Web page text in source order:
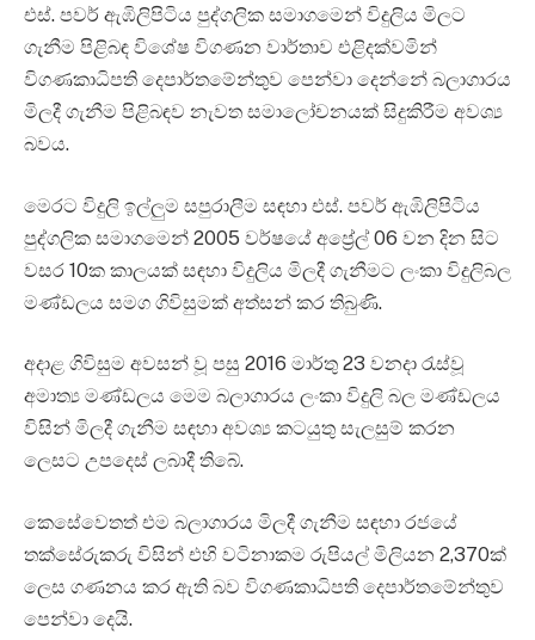
එස්. පවර් ඇඹිලිපිටිය පුද්ගලික සමාගමෙන් විදුලිය මිලට
ගැනීම පිළිබඳ විශේෂ විගණන වාර්තාව එළිදක්වමින්
විගණකාධිපති දෙපාර්තමේන්තුව පෙන්වා දෙන්නේ බලාගාරය
මිලදී ගැනීම පිළිබඳව නැවත සමාලෝචනයක් සිදුකිරීම අවශ්‍ය
බවය.
මෙරට විදුලි ඉල්ලුම සපුරාලීම සඳහා එස්. පවර් ඇඹිලිපිටිය
පුද්ගලික සමාගමෙන් 2005 වර්ෂයේ අප්‍රේල් 06 වන දින සිට
වසර 10ක කාලයක් සඳහා විදුලිය මිලදී ගැනීමට ලංකා විදුලිබල
මණ්ඩලය සමග ගිවිසුමක් අත්සන් කර තිබුණි.
අදාළ ගිවිසුම අවසන් වූ පසු 2016 මාර්තු 23 වනදා රැස්වූ
අමාත්‍ය මණ්ඩලය මෙම බලාගාරය ලංකා විදුලි බල මණ්ඩලය
විසින් මිලදී ගැනීම සඳහා අවශ්‍ය කටයුතු සැලසුම් කරන
ලෙසට උපදෙස් ලබාදී තිබේ.
කෙසේවෙතත් එම බලාගාරය මිලදී ගැනීම සඳහා රජයේ
තක්සේරුකරු විසින් එහි වටිනාකම රුපියල් මිලියන 2,370ක්
ලෙස ගණනය කර ඇති බව විගණකාධිපති දෙපාර්තමේන්තුව
පෙන්වා දෙයි.